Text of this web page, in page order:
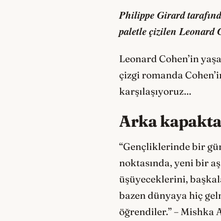
Philippe Girard
paletle çizilen
Leonard Cohen’in
çizgi romanda
karşılaşıyoruz…
Arka
“Gençliklerinde bir
noktasında, yeni bir
üşüyeceklerini,
bazen dünyaya hiç
öğrendiler.” – Mishka